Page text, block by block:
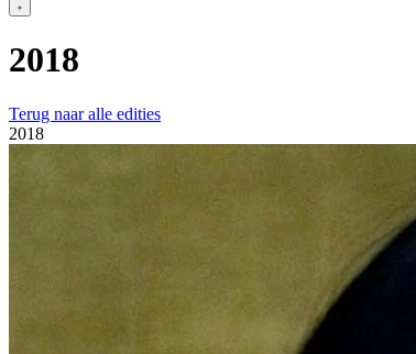
2018
Terug naar alle edities
2018